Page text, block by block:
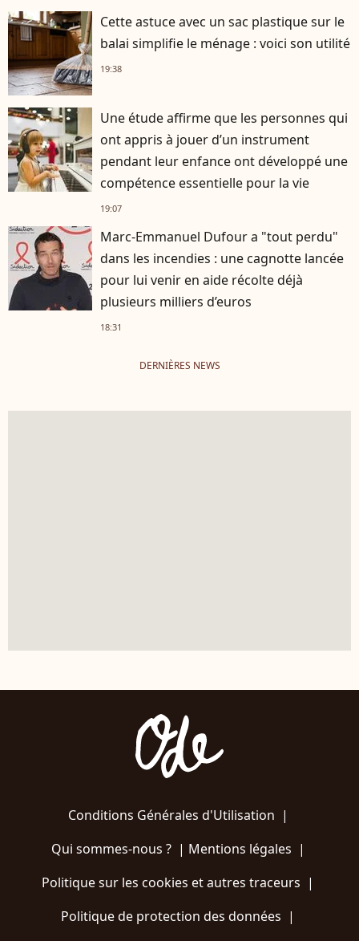
Cette astuce avec un sac plastique sur le
balai simplifie le ménage : voici son utilité
19:38
Une étude affirme que les personnes qui
ont appris à jouer d’un instrument
pendant leur enfance ont développé une
compétence essentielle pour la vie
19:07
Marc-Emmanuel Dufour a "tout perdu"
dans les incendies : une cagnotte lancée
pour lui venir en aide récolte déjà
plusieurs milliers d’euros
18:31
DERNIÈRES NEWS
Conditions Générales d'Utilisation |
Qui sommes-nous ?| Mentions légales |
Politique sur les cookies et autres traceurs |
Politique de protection des données |